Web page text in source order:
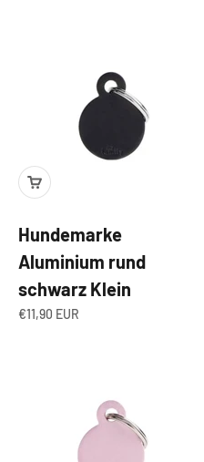
Hundemarke
Aluminium rund
schwarz Klein
Angebot
€11,90 EUR